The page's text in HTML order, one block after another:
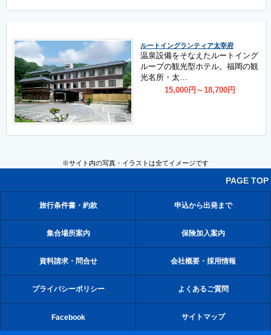
ルートイングランティア太宰府
温泉設備をそなえたルートイング
ループの観光型ホテル。福岡の観
光名所・太…
15,000円 ～18,700円
PAGE TOP
※サイト内の写真・イラストは全てイメージです
旅行条件書・約款 申込から出発まで
集合場所案内 保険加入案内
資料請求・問合せ 会社概要・採用情報
プライバシーポリシー よくあるご質問
Facebook サイトマップ